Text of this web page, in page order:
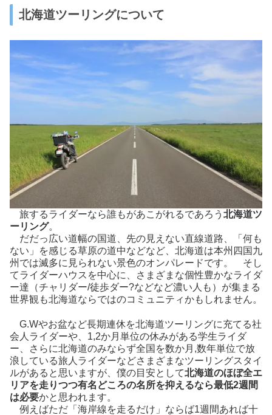
北海道ツーリングについて
旅するライダーなら誰もがあこがれるであろう 北海道ツ
ーリング。
だだっ広い道幅の国道、先の見えない直線道路、「何も
ない」を感じる草原の道中などなど、北海道は本州四国九
州では滅多に見られない景色のオンパレードです。 そし
てライダーハウスを中心に、さまざまな個性豊かなライダ
ー達（チャリダー/徒歩ダー?などなど濃い人も）が集まる
世界観も北海道ならではのコミュニティかもしれません。
G.Wやお盆など長期連休を北海道ツーリングに充てる社
会人ライダーや、1,2か月単位の休みがある学生ライダ
ー、さらに北海道のみならず全国を数か月,数年単位で放
浪している旅人ライダーなどさまざまなツーリングスタイ
ルがあると思いますが、僕の目安として北海道のほぼ全エ
リアを走りつつ有名どころの名所を抑えるなら最低2週間
は必要かと思われます。
例えばただ「海岸線を走るだけ」ならば1週間あれば十